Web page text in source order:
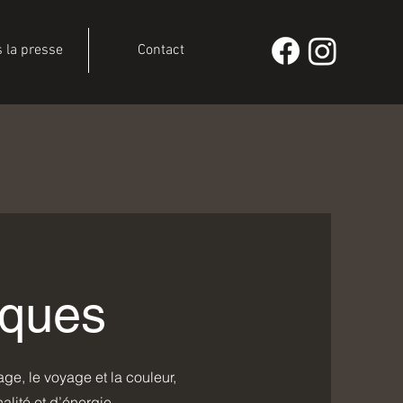
la presse Contact
le voyage et la couleur,